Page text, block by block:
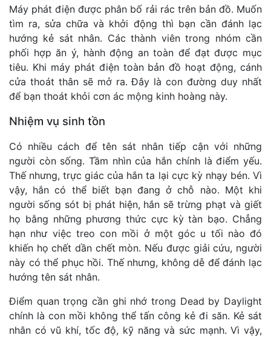
Máy phát điện được phân bố rải rác trên bản đồ. Muốn
tìm ra, sửa chữa và khởi động thì bạn cần đánh lạc
hướng kẻ sát nhân. Các thành viên trong nhóm cần
phối hợp ăn ý, hành động an toàn để đạt được mục
tiêu. Khi máy phát điện toàn bản đồ hoạt động, cánh
cửa thoát thân sẽ mở ra. Đây là con đường duy nhất
để bạn thoát khỏi cơn ác mộng kinh hoàng này.
Nhiệm vụ sinh tồn
Có nhiều cách để tên sát nhân tiếp cận với những
người còn sống. Tầm nhìn của hắn chính là điểm yếu.
Thế nhưng, trực giác của hắn ta lại cực kỳ nhạy bén. Vì
vậy, hắn có thể biết bạn đang ở chỗ nào. Một khi
người sống sót bị phát hiện, hắn sẽ trừng phạt và giết
họ bằng những phương thức cực kỳ tàn bạo. Chẳng
hạn như việc treo con mồi ở một góc u tối nào đó
khiến họ chết dần chết mòn. Nếu được giải cứu, người
này có thể phục hồi. Thế nhưng, không dễ để đánh lạc
hướng tên sát nhân.
Điểm quan trọng cần ghi nhớ trong Dead by Daylight
chính là con mồi không thể tấn công kẻ đi săn. Kẻ sát
nhân có vũ khí, tốc độ, kỹ năng và sức mạnh. Vì vậy,